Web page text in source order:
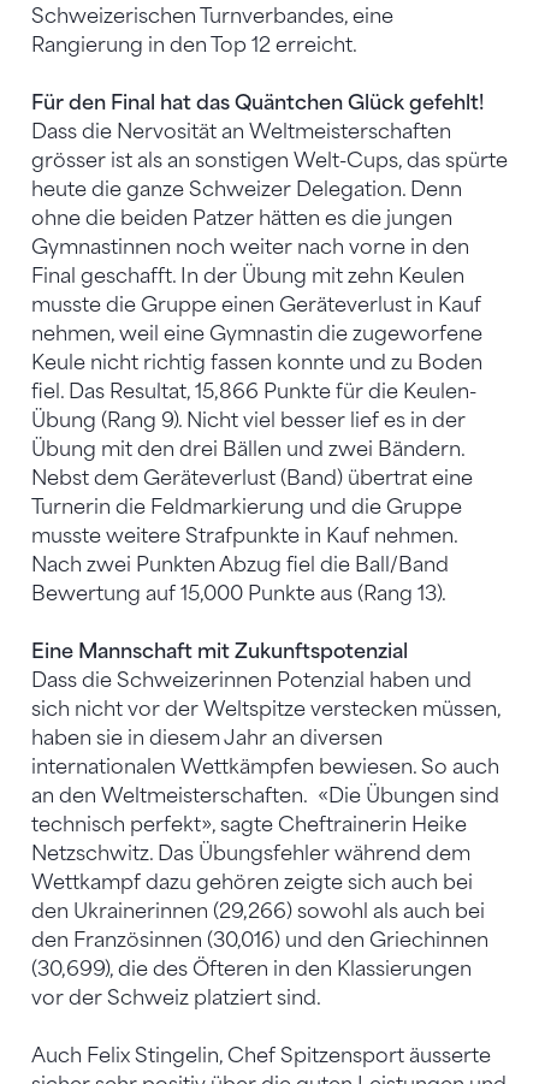
Schweizerischen Turnverbandes, eine
Rangierung in den Top 12 erreicht.
Für den Final hat das Quäntchen Glück gefehlt!
Dass die Nervosität an Weltmeisterschaften
grösser ist als an sonstigen Welt-Cups, das spürte
heute die ganze Schweizer Delegation. Denn
ohne die beiden Patzer hätten es die jungen
Gymnastinnen noch weiter nach vorne in den
Final geschafft. In der Übung mit zehn Keulen
musste die Gruppe einen Geräteverlust in Kauf
nehmen, weil eine Gymnastin die zugeworfene
Keule nicht richtig fassen konnte und zu Boden
fiel. Das Resultat, 15,866 Punkte für die Keulen-
Übung (Rang 9). Nicht viel besser lief es in der
Übung mit den drei Bällen und zwei Bändern.
Nebst dem Geräteverlust (Band) übertrat eine
Turnerin die Feldmarkierung und die Gruppe
musste weitere Strafpunkte in Kauf nehmen.
Nach zwei Punkten Abzug fiel die Ball/Band
Bewertung auf 15,000 Punkte aus (Rang 13).
Eine Mannschaft mit Zukunftspotenzial
Dass die Schweizerinnen Potenzial haben und
sich nicht vor der Weltspitze verstecken müssen,
haben sie in diesem Jahr an diversen
internationalen Wettkämpfen bewiesen. So auch
an den Weltmeisterschaften. «Die Übungen sind
technisch perfekt», sagte Cheftrainerin Heike
Netzschwitz. Das Übungsfehler während dem
Wettkampf dazu gehören zeigte sich auch bei
den Ukrainerinnen (29,266) sowohl als auch bei
den Französinnen (30,016) und den Griechinnen
(30,699), die des Öfteren in den Klassierungen
vor der Schweiz platziert sind.
Auch Felix Stingelin, Chef Spitzensport äusserte